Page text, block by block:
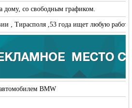
дому, со свободным графиком.
, Тирасполя ,53 года ищет любую
BMW